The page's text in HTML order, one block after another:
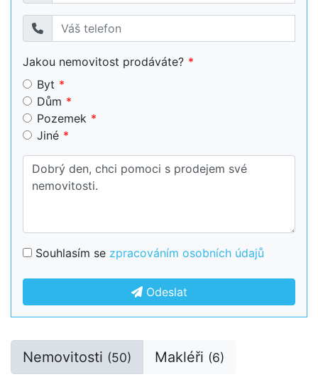
Jakou nemovitost prodáváte?
Byt
Dům
Pozemek
Jiné
Souhlasím se zpracováním osobních údajů
Odeslat
Nemovitosti (50) Makléři (6)